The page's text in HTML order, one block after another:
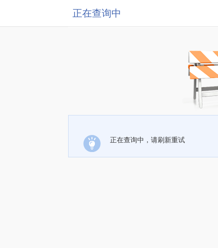
正在查询中
正在查询中，请刷新重试